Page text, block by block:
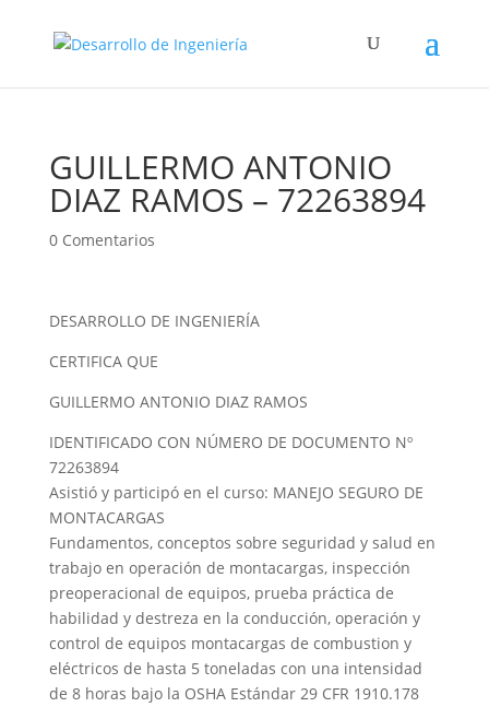
GUILLERMO ANTONIO
DIAZ RAMOS – 72263894
0 Comentarios
DESARROLLO DE INGENIERÍA
CERTIFICA QUE
GUILLERMO ANTONIO DIAZ RAMOS
IDENTIFICADO CON NÚMERO DE DOCUMENTO Nº
72263894
Asistió y participó en el curso: MANEJO SEGURO DE
MONTACARGAS
Fundamentos, conceptos sobre seguridad y salud en
trabajo en operación de montacargas, inspección
preoperacional de equipos, prueba práctica de
habilidad y destreza en la conducción, operación y
control de equipos montacargas de combustion y
eléctricos de hasta 5 toneladas con una intensidad
de 8 horas bajo la OSHA Estándar 29 CFR 1910.178